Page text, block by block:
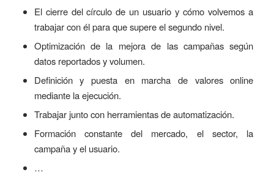
El cierre del círculo de un usuario y cómo volvemos a
trabajar con él para que supere el segundo nivel.
Optimización de la mejora de las campañas según
datos reportados y volumen.
Definición y puesta en marcha de valores online
mediante la ejecución.
Trabajar junto con herramientas de automatización.
Formación constante del mercado, el sector, la
campaña y el usuario.
…